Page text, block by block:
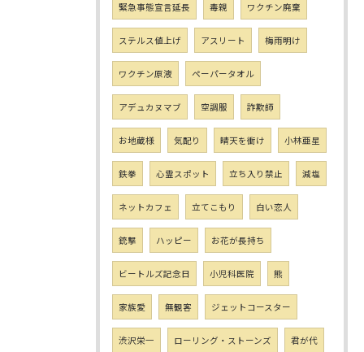
緊急事態宣言延長 毒親 ワクチン廃棄
ステルス値上げ アスリート 梅雨明け
ワクチン原液 ペーパータオル
アデュカヌマブ 空調服 詐欺師
お地蔵様 気配り 晴天を衝け 小林亜星
鉄拳 心霊スポット 立ち入り禁止 減塩
ネットカフェ 立てこもり 白い恋人
銃撃 ハッピー お花が長持ち
ビートルズ記念日 小児科医院 熊
家族愛 無観客 ジェットコースター
渋沢栄一 ローリング・ストーンズ 君が代